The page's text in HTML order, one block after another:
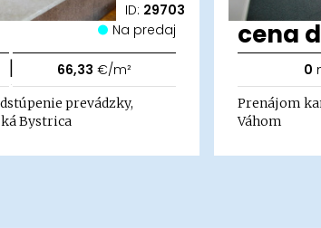
ID: 29703
Na predaj
| 66,33 €/m²
prevádzky,
Bystrica
cena
0
Prenájom
Váhom